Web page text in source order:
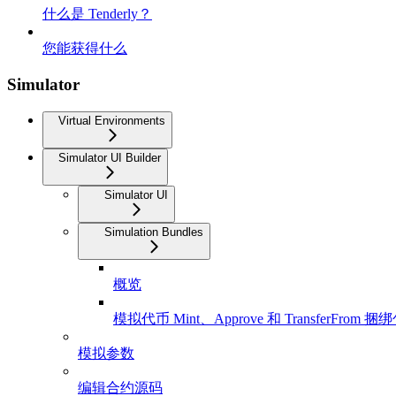
什么是 Tenderly？
您能获得什么
Simulator
Virtual Environments
Simulator UI Builder
Simulator UI
Simulation Bundles
概览
模拟代币 Mint、Approve 和 TransferFrom 捆绑
模拟参数
编辑合约源码